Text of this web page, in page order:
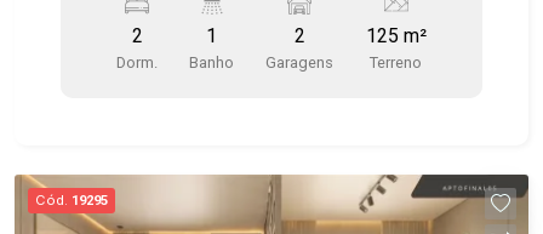
localização, facil acesso as principais vias da
2
Dorm.
1
Banho
2
Garagens
125 m²
Terreno
Cód. 19295